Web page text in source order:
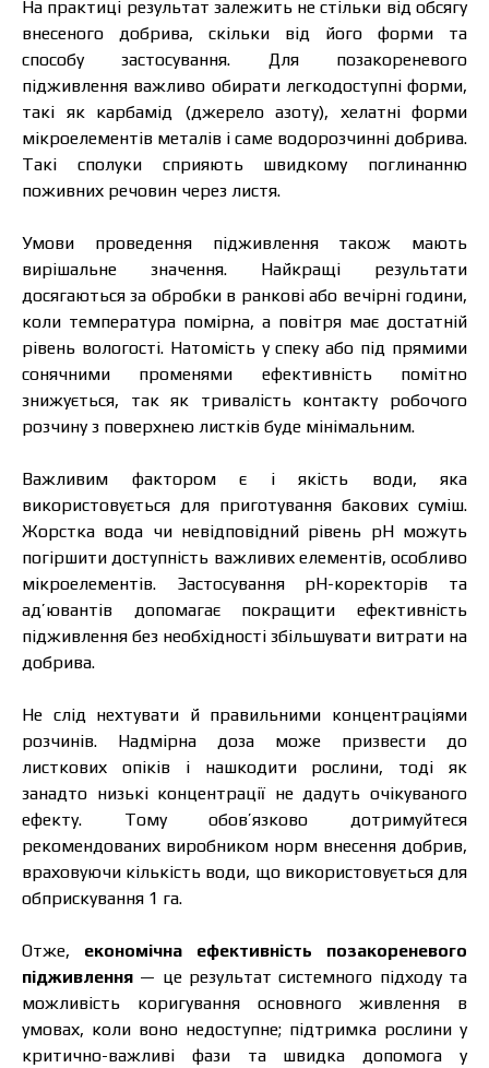
На практиці результат залежить не стільки від обсягу
внесеного добрива, скільки від його форми та
способу застосування. Для позакореневого
підживлення важливо обирати легкодоступні форми,
такі як карбамід (джерело азоту), хелатні форми
мікроелементів металів і саме водорозчинні добрива.
Такі сполуки сприяють швидкому поглинанню
поживних речовин через листя.
Умови проведення підживлення також мають
вирішальне значення. Найкращі результати
досягаються за обробки в ранкові або вечірні години,
коли температура помірна, а повітря має достатній
рівень вологості. Натомість у спеку або під прямими
сонячними променями ефективність помітно
знижується, так як тривалість контакту робочого
розчину з поверхнею листків буде мінімальним.
Важливим фактором є і якість води, яка
використовується для приготування бакових суміш.
Жорстка вода чи невідповідний рівень pH можуть
погіршити доступність важливих елементів, особливо
мікроелементів. Застосування pH-коректорів та
ад’ювантів допомагає покращити ефективність
підживлення без необхідності збільшувати витрати на
добрива.
Не слід нехтувати й правильними концентраціями
розчинів. Надмірна доза може призвести до
листкових опіків і нашкодити рослини, тоді як
занадто низькі концентрації не дадуть очікуваного
ефекту. Тому обов’язково дотримуйтеся
рекомендованих виробником норм внесення добрив,
враховуючи кількість води, що використовується для
обприскування 1 га.
Отже, економічна ефективність позакореневого
підживлення — це результат системного підходу та
можливість коригування основного живлення в
умовах, коли воно недоступне; підтримка рослини у
критично-важливі фази та швидка допомога у
Ціна залежить від об’єму та регіону доставки.
Для прорахунку індивідуальної ціни заповніть
дані:
Замовити
захисту персональних даних.
Я ознайомився та приймаю політику
Завантажити каталог